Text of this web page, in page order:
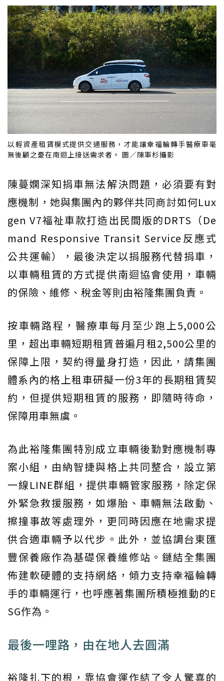
以輕資產租賃模式提供交通服務，才能讓幸福輪轉手醫療車毫
無後顧之憂在南迴上接送需求者。 圖／陳軍杉攝影
陳蔓嫻深知捐車無法解決問題，必須要有對
應機制，她與集團內的夥伴共同商討如何Lux
gen V7福祉車款打造出民間版的DRTS（De
mand Responsive Transit Service反應式
公共運輸），最後決定以捐服務代替捐車，
以車輛租賃的方式提供南迴協會使用，車輛
的保險、維修、稅金等則由裕隆集團負責。
按車輛路程，醫療車每月至少跑上5,000公
里，超出車輛短期租賃普遍月租2,500公里的
保障上限，契約得量身打造，因此，請集團
體系內的格上租車研擬一份3年的長期租賃契
約，但提供短期租賃的服務，即隨時待命，
保障用車無虞。
為此裕隆集團特別成立車輛後勤對應機制專
案小組，由納智捷與格上共同整合，設立第
一線LINE群組，提供車輛管家服務，除定保
外緊急救援服務，如爆胎、車輛無法啟動、
擦撞事故等處理外，更同時因應在地需求提
供合適車輛予以代步。此外，並協調台東匯
豐保養廠作為基礎保養維修站。鏈結全集團
佈建軟硬體的支持網絡，傾力支持幸福輪轉
手的車輛運行，也呼應著集團所積極推動的E
SG作為。
最後一哩路，由在地人去圓滿
裕隆扎下的根，靠協會運作結了令人驚喜的